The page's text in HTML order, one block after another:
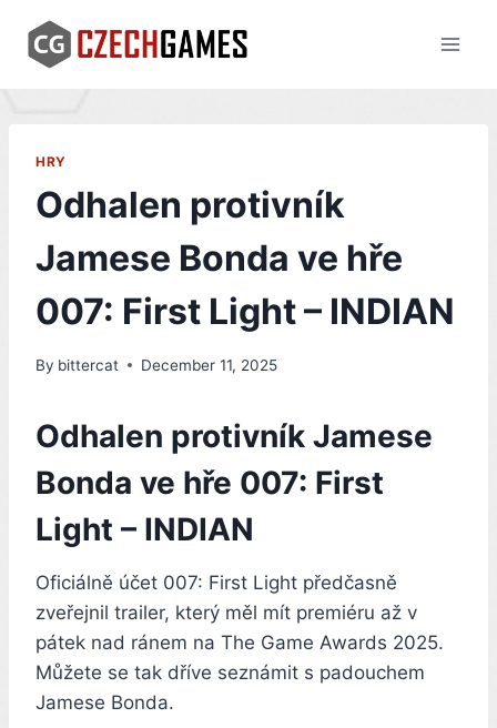
content
HRY
Odhalen protivník
Jamese Bonda ve hře
007: First Light – INDIAN
By bittercat December 11, 2025
Odhalen protivník Jamese
Bonda ve hře 007: First
Light – INDIAN
Oficiálně účet 007: First Light předčasně
zveřejnil trailer, který měl mít premiéru až v
pátek nad ránem na The Game Awards 2025.
Můžete se tak dříve seznámit s padouchem
Jamese Bonda.